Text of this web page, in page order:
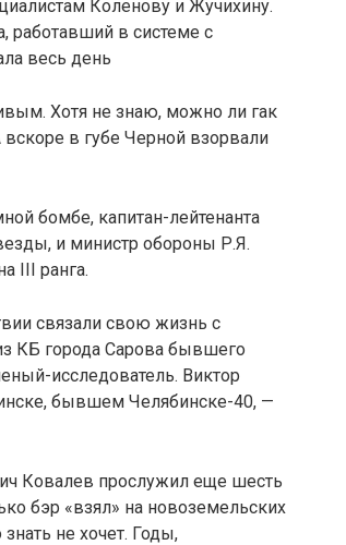
Коленову и Жучихину.
работавший в системе с
весь день
Хотя не знаю, можно ли гак
в губе Черной взорвали
бомбе, капитан-лейтенанта
и министр обороны Р.Я.
III ранга.
связали свою жизнь с
КБ города Сарова бывшего
исследователь. Виктор
бывшем Челябинске-40, —
Ковалев прослужил еще шесть
бэр «взял» на новоземельских
не хочет. Годы,